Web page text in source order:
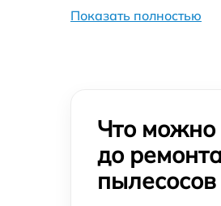
Показать полностью
Что можно
до
пылесосов